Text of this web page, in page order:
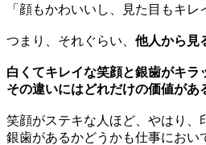
「顔もかわいいし、見た目もキ
つまり、それぐらい、 他人から見
白くてキレイな笑顔と銀歯がキラ
その違いにはどれだけの価値があ
笑顔がステキな人ほど、やはり
銀歯があるかどうかも仕事におい